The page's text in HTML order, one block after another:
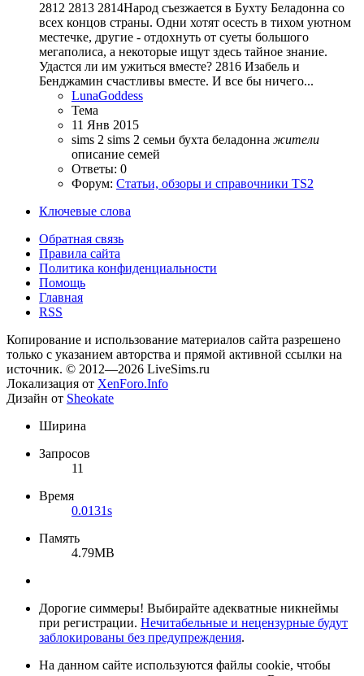
2812 2813 2814Народ съезжается в Бухту Беладонна со
всех концов страны. Одни хотят осесть в тихом уютном
местечке, другие - отдохнуть от суеты большого
мегаполиса, а некоторые ищут здесь тайное знание.
Удастся ли им ужиться вместе? 2816 Изабель и
Бенджамин счастливы вместе. И все бы ничего...
LunaGoddess
Тема
11 Янв 2015
sims 2 sims 2 семьи бухта беладонна жители
описание семей
Ответы: 0
Форум: Статьи, обзоры и справочники TS2
Ключевые слова
Обратная связь
Правила сайта
Политика конфиденциальности
Помощь
Главная
RSS
Копирование и использование материалов сайта разрешено
только с указанием авторства и прямой активной ссылки на
источник. © 2012—2026 LiveSims.ru
Локализация от XenForo.Info
Дизайн от Sheokate
Ширина
Запросов
11
Время
0.0131s
Память
4.79MB
Дорогие симмеры! Выбирайте адекватные никнеймы
при регистрации. Нечитабельные и нецензурные будут
заблокированы без предупреждения.
На данном сайте используются файлы cookie, чтобы